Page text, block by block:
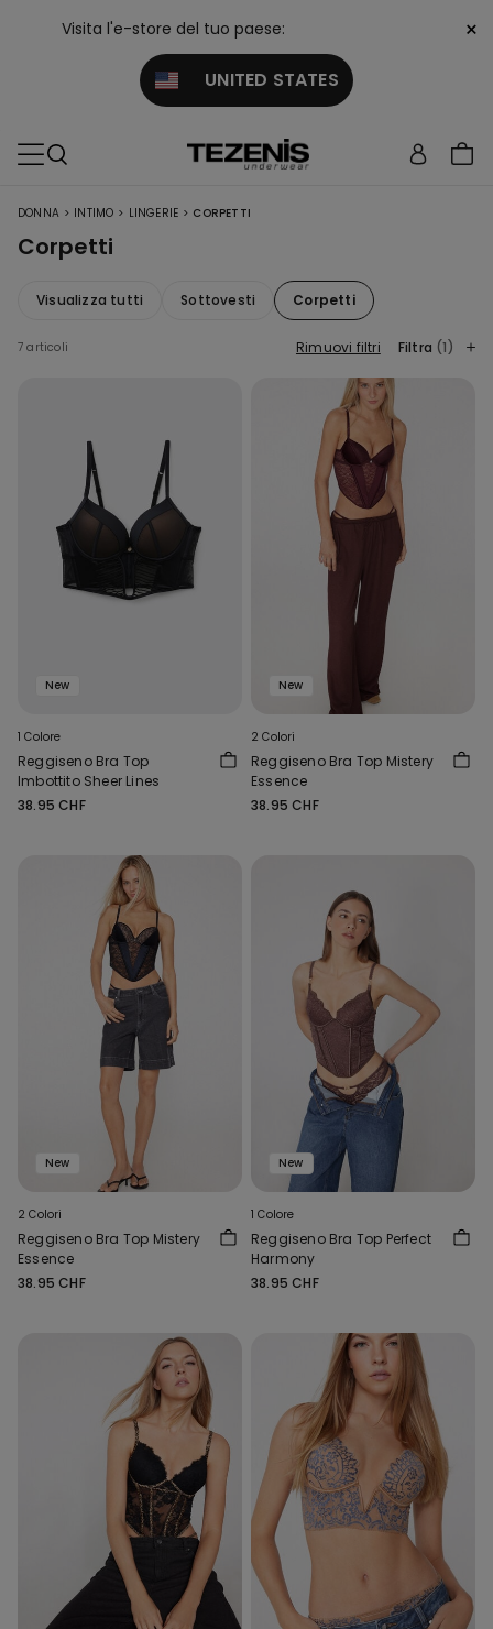
Visita l'e-store del tuo paese:
UNITED STATES
×
DONNA > INTIMO > LINGERIE > CORPETTI
Corpetti
Visualizza tutti Sottovesti Corpetti
7 articoli Rimuovi filtri Filtra (1)
New
1 Colore
Reggiseno Bra Top
Imbottito Sheer Lines
38.95 CHF
New
2 Colori
Reggiseno Bra Top Mistery
Essence
38.95 CHF
New
2 Colori
Reggiseno Bra Top Mistery
Essence
38.95 CHF
New
1 Colore
Reggiseno Bra Top Perfect
Harmony
38.95 CHF